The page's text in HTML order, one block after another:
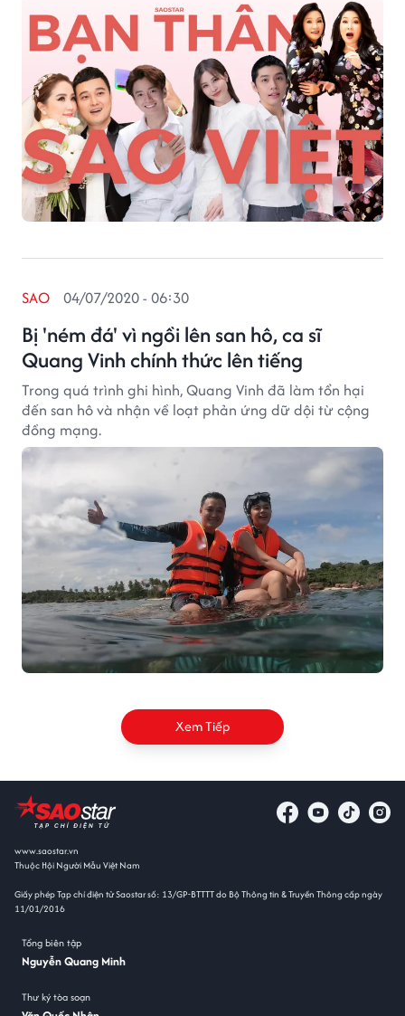
Bị 'ném đá' vì ngồi lên san hô, ca sĩ
Quang Vinh chính thức lên tiếng
SAO 04/07/2020 - 06:30
Trong quá trình ghi hình, Quang Vinh đã làm tổn hại
đến san hô và nhận về loạt phản ứng dữ dội từ cộng
đồng mạng.
Xem Tiếp
www.saostar.vn
Thuộc Hội Người Mẫu Việt Nam
Giấy phép Tạp chí điện tử Saostar số: 13/GP-BTTTT do Bộ Thông tin & Truyền Thông cấp ngày
11/01/2016
Tổng biên tập
Nguyễn Quang Minh
Thư ký tòa soạn